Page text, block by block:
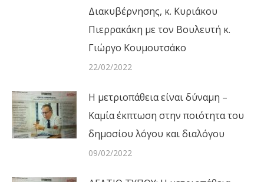
Διακυβέρνησης, κ. Κυριάκου
Πιερρακάκη με τον Βουλευτή κ.
Γιώργο Κουμουτσάκο
22/02/2022
Η μετριοπάθεια είναι δύναμη –
Καμία έκπτωση στην ποιότητα του
δημοσίου λόγου και διαλόγου
09/02/2022